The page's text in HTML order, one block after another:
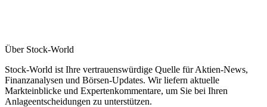
Über Stock-World
Stock-World ist Ihre vertrauenswürdige Quelle für Aktien-News,
Finanzanalysen und Börsen-Updates. Wir liefern aktuelle
Markteinblicke und Expertenkommentare, um Sie bei Ihren
Anlageentscheidungen zu unterstützen.